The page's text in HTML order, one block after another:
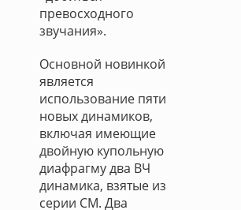
превосходного
звучания».
Основной новинкой
является
использование пяти
новых динамиков,
включая имеющие
двойную купольную
диафрагму два ВЧ
динамика, взятые из
серии CM. Два